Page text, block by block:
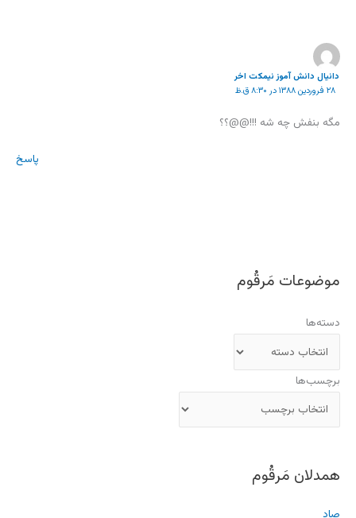
دانیال دانش آموز نیمکت اخر
۲۸ فروردین ۱۳۸۸ در ۸:۳۰ ق.ظ
مگه بنفش چه شه !!!@@؟؟
پاسخ
موضوعات مَرقُوم
دسته‌ها
برچسب‌ها
همدلان مَرقُوم